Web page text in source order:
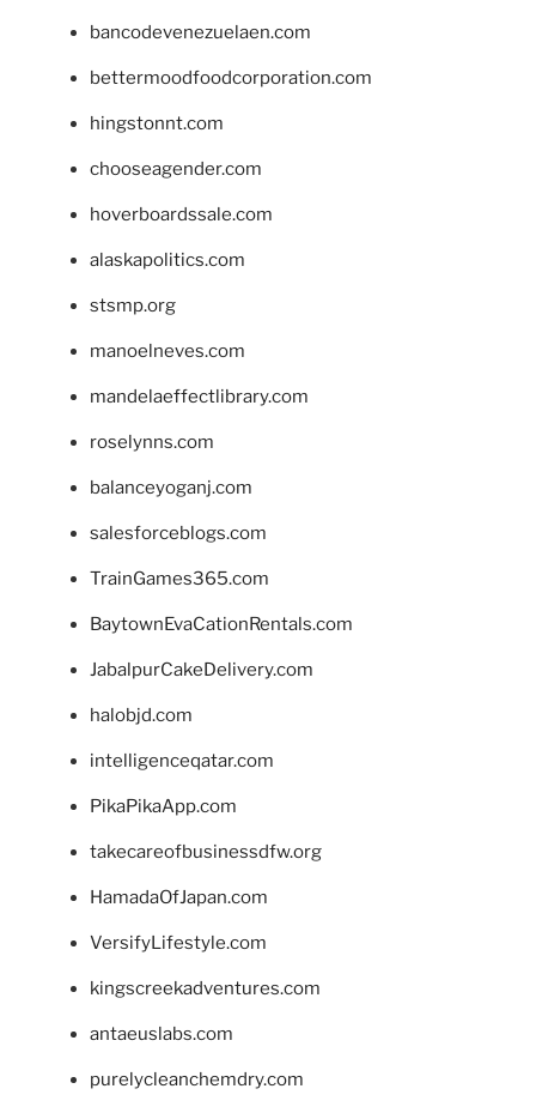
bancodevenezuelaen.com
bettermoodfoodcorporation.com
hingstonnt.com
chooseagender.com
hoverboardssale.com
alaskapolitics.com
stsmp.org
manoelneves.com
mandelaeffectlibrary.com
roselynns.com
balanceyoganj.com
salesforceblogs.com
TrainGames365.com
BaytownEvaCationRentals.com
JabalpurCakeDelivery.com
halobjd.com
intelligenceqatar.com
PikaPikaApp.com
takecareofbusinessdfw.org
HamadaOfJapan.com
VersifyLifestyle.com
kingscreekadventures.com
antaeuslabs.com
purelycleanchemdry.com